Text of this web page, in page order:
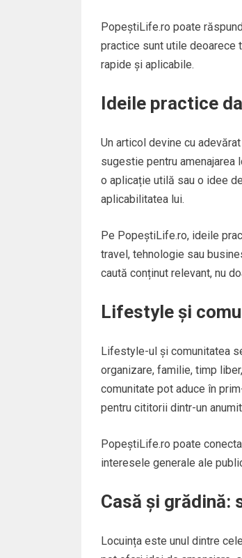
PopeștiLife.ro poate
practice sunt utile deoarece
rapide și aplicabile.
Ideile practice
Un articol devine cu
sugestie pentru amenajarea
o aplicație utilă sau o idee
aplicabilitatea lui.
Pe PopeștiLife.ro, ideile
travel, tehnologie sau
caută conținut relevant, nu
Lifestyle și
Lifestyle-ul și comunitatea
organizare, familie, timp
comunitate pot aduce în
pentru cititorii dintr-un
PopeștiLife.ro poate
interesele generale ale
Casă și
Locuința este unul dintre